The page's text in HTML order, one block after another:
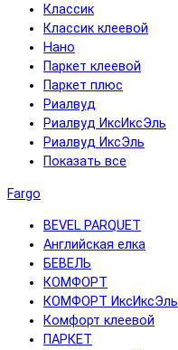
Классик
Классик клеевой
Нано
Паркет клеевой
Паркет плюс
Риалвуд
Риалвуд ИксИксЭль
Риалвуд ИксЭль
Показать все
Fargo
BEVEL PARQUET
Английская елка
БЕВЕЛЬ
КОМФОРТ
КОМФОРТ ИксИксЭль
Комфорт клеевой
ПАРКЕТ